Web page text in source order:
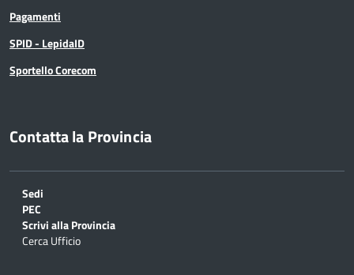
Pagamenti
SPID - LepidaID
Sportello Corecom
Contatta la Provincia
Sedi
PEC
Scrivi alla Provincia
Cerca Ufficio